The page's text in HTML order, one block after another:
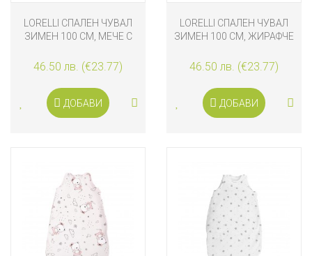
LORELLI СПАЛЕН ЧУВАЛ
ЗИМЕН 100 СМ, МЕЧЕ С
46.50 лв. (€23.77)
ДОБАВИ
LORELLI СПАЛЕН ЧУВАЛ
ЗИМЕН 100 СМ, ЖИРАФЧЕ
46.50 лв. (€23.77)
ДОБАВИ